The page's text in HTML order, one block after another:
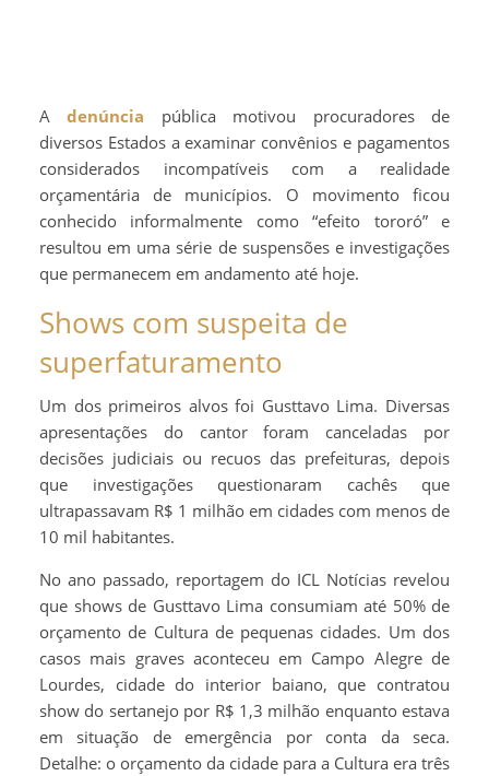
Adenúncia pública motivou procuradores de
diversos Estados a examinar convênios e pagamentos
considerados incompatíveis com a realidade
orçamentária de municípios. O movimento ficou
conhecido informalmente como “efeito tororó” e
resultou em uma série de suspensões e investigações
que permanecem em andamento até hoje.
Shows com suspeita de
superfaturamento
Um dos primeiros alvos foi Gusttavo Lima. Diversas
apresentações do cantor foram canceladas por
decisões judiciais ou recuos das prefeituras, depois
que investigações questionaram cachês que
ultrapassavam R$ 1 milhão em cidades com menos de
10 mil habitantes.
No ano passado, reportagem do ICL Notícias revelou
que shows de Gusttavo Lima consumiam até 50% de
orçamento de Cultura de pequenas cidades. Um dos
casos mais graves aconteceu em Campo Alegre de
Lourdes, cidade do interior baiano, que contratou
show do sertanejo por R$ 1,3 milhão enquanto estava
em situação de emergência por conta da seca.
Detalhe: o orçamento da cidade para a Cultura era três